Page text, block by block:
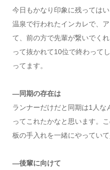
今日もかなり印象に残っては
温泉で行われたインカレで、
て、前の方で先輩が繋いでく
って抜かれて10位で終わって
ってます。
―同期の存在は
ランナーだけだと同期は1人
ってこれたかなと思います。
板の手入れを一緒にやってい
―後輩に向けて